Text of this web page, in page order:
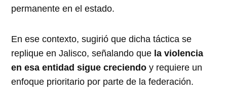
permanente en el estado.
En ese contexto, sugirió que dicha táctica se
replique en Jalisco, señalando que la violencia
en esa entidad sigue creciendo y requiere un
enfoque prioritario por parte de la federación.